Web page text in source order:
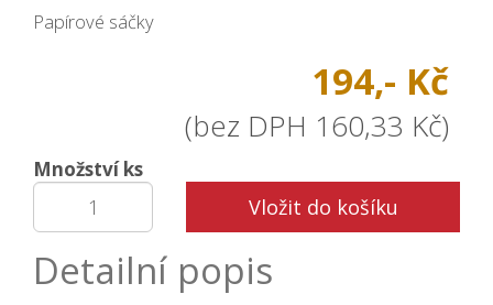
Papírové sáčky
194,- Kč
(bez DPH 160,33 Kč)
Množství ks
Vložit do košíku
Detailní popis